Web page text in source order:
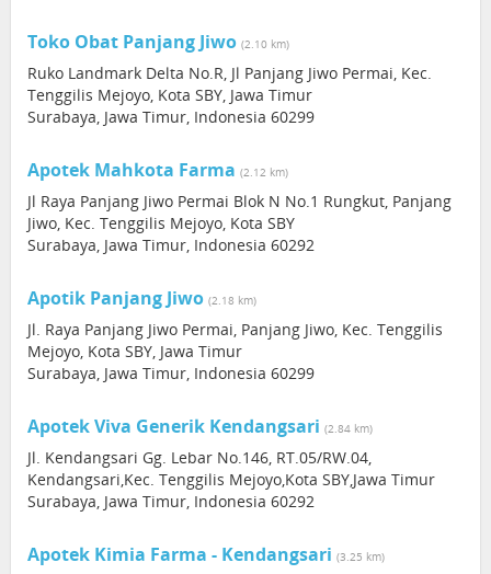
Toko Obat Panjang Jiwo (2.10 km)
Ruko Landmark Delta No.R, Jl Panjang Jiwo Permai, Kec.
Tenggilis Mejoyo, Kota SBY, Jawa Timur
Surabaya, Jawa Timur, Indonesia 60299
Apotek Mahkota Farma (2.12 km)
Jl Raya Panjang Jiwo Permai Blok N No.1 Rungkut, Panjang
Jiwo, Kec. Tenggilis Mejoyo, Kota SBY
Surabaya, Jawa Timur, Indonesia 60292
Apotik Panjang Jiwo (2.18 km)
Jl. Raya Panjang Jiwo Permai, Panjang Jiwo, Kec. Tenggilis
Mejoyo, Kota SBY, Jawa Timur
Surabaya, Jawa Timur, Indonesia 60299
Apotek Viva Generik Kendangsari (2.84 km)
Jl. Kendangsari Gg. Lebar No.146, RT.05/RW.04,
Kendangsari,Kec. Tenggilis Mejoyo,Kota SBY,Jawa Timur
Surabaya, Jawa Timur, Indonesia 60292
Apotek Kimia Farma - Kendangsari (3.25 km)